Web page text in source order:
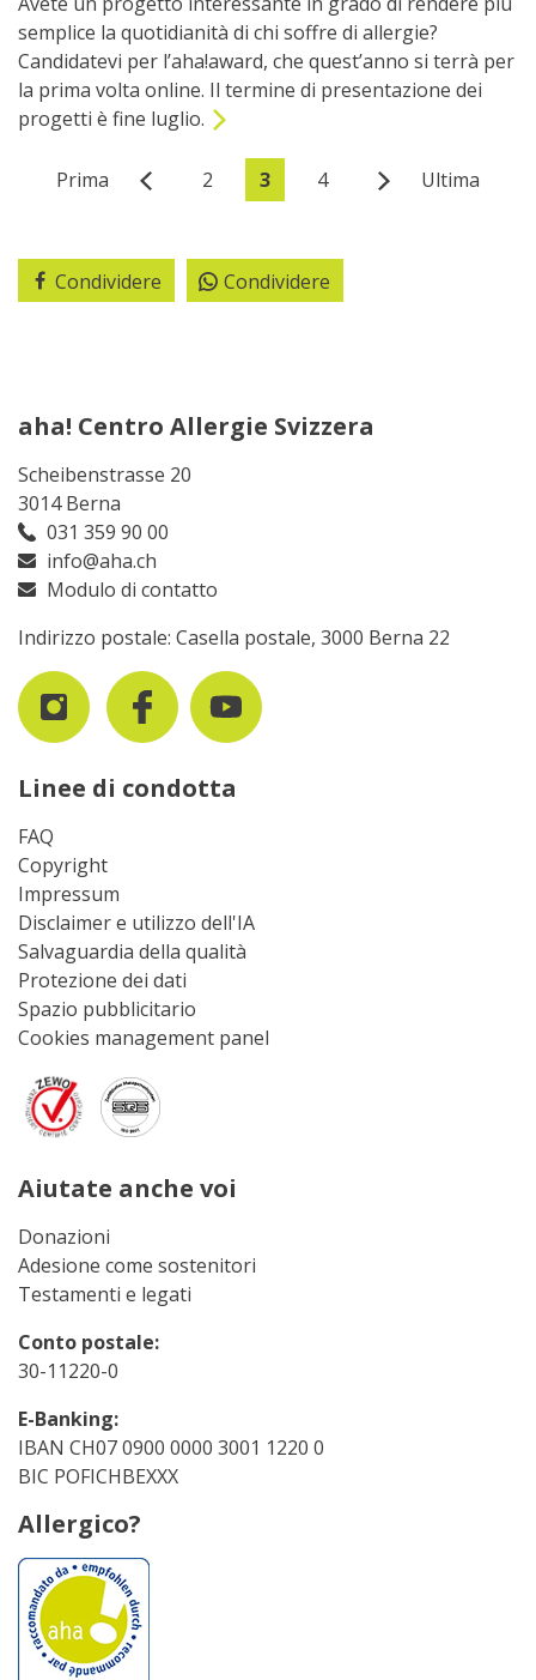
semplice la quotidianità di chi soffre di allergie?
Candidatevi per l’aha!award, che quest’anno si terrà per
la prima volta online. Il termine di presentazione dei
progetti è fine luglio.
Prima 2 3 4 Ultima
Condividere Condividere
aha! Centro Allergie Svizzera
Scheibenstrasse 20
3014 Berna
031 359 90 00
info@aha.ch
Modulo di contatto
Indirizzo postale: Casella postale, 3000 Berna 22
Linee di condotta
FAQ
Copyright
Impressum
Disclaimer e utilizzo dell'IA
Salvaguardia della qualità
Protezione dei dati
Spazio pubblicitario
Cookies management panel
Aiutate anche voi
Donazioni
Adesione come sostenitori
Testamenti e legati
Conto postale:
30-11220-0
E-Banking:
IBAN CH07 0900 0000 3001 1220 0
BIC POFICHBEXXX
Allergico?